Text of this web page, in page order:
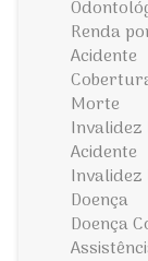
Renda
Acidente
Morte
Acidente
Doença
Doença